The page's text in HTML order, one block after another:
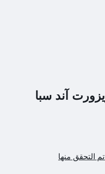
آند سبا